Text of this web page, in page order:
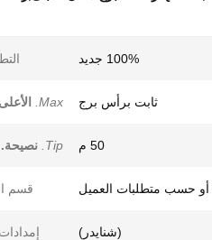
100% جديد
ثابت برأس برج Max.
50 م Tip. نصيحة.
قسم
(شنايدر)